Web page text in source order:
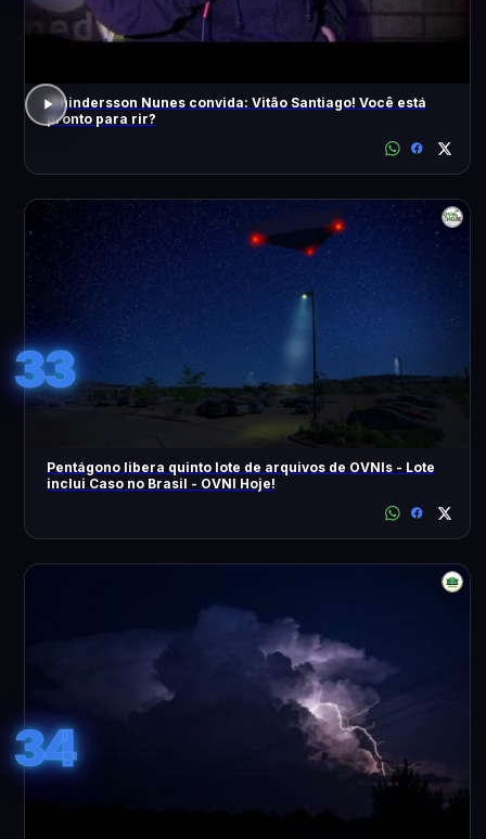
Whindersson Nunes convida: Vitão Santiago! Você está
pronto para rir?
33
Pentágono libera quinto lote de arquivos de OVNIs - Lote
inclui Caso no Brasil - OVNI Hoje!
34